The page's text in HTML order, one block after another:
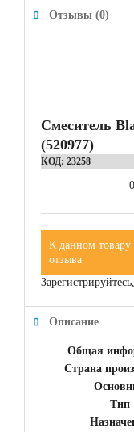
Отзывы (0)
Смеситель
(520977)
КОД: 23258
0
К данном товару
отзыва
Описание
Общая
Страна
Тип